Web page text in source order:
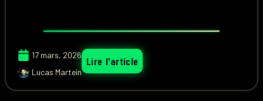
17 mars, 2026
Lucas Martein
Lire l'article